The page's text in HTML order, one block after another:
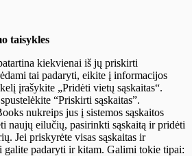
taisykles
kiekvienai iš jų priskirti
tai padaryti, eikite į informacijos
įrašykite „Pridėti vietų sąskaitas“.
“Priskirti sąskaitas”.
nukreips jus į sistemos sąskaitos
naujų eilučių, pasirinkti sąskaitą ir pridėti
Jei priskyrėte visas sąskaitas ir
galite padaryti ir kitam. Galimi tokie tipai: